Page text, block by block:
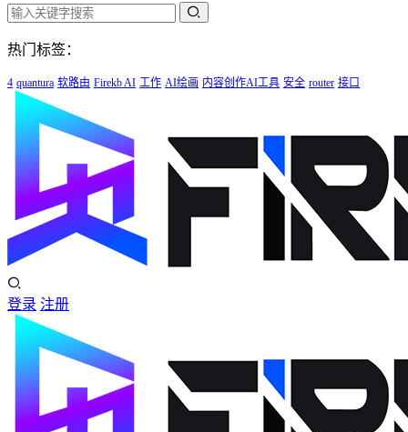
热门标签：
4 quantura 软路由 Firekb AI 工作 AI绘画 内容创作AI工具 安全 router 接口
登录 注册